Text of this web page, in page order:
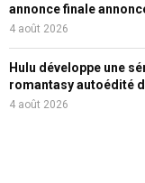
annonce finale
4 août 2026
Hulu développe une
romantasy autoédité
4 août 2026